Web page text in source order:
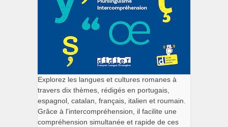
Explorez les langues et cultures romanes à
travers dix thèmes, rédigés en portugais,
espagnol, catalan, français, italien et roumain.
Grâce à l'intercompréhension, il facilite une
compréhension simultanée et rapide de ces